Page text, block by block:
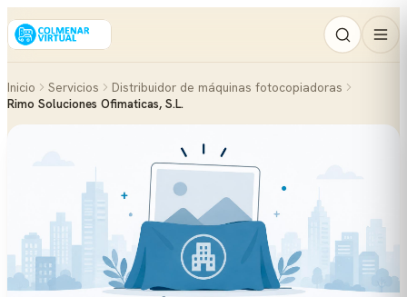
Inicio Servicios
Distribuidor de máquinas fotocopiadoras
Rimo Soluciones Ofimaticas, S.L.